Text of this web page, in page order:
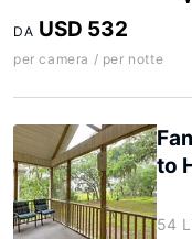
DA USD 532
per camera / per notte
to
54